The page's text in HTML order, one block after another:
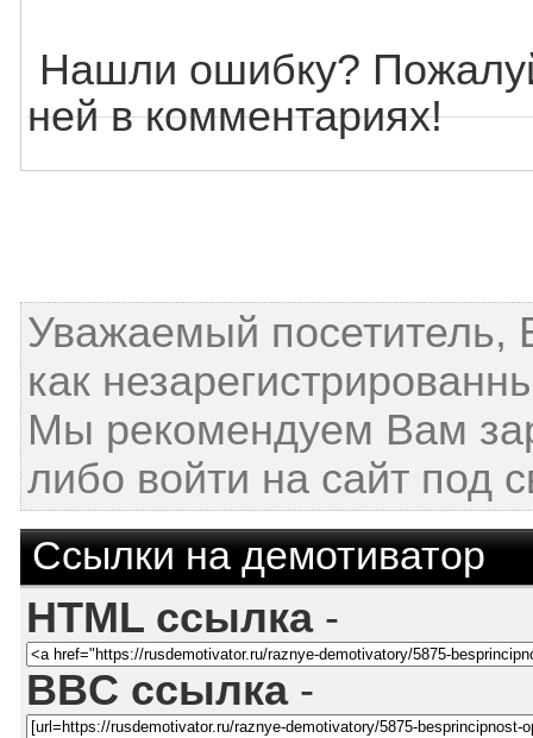
Нашли ошибку?
ней в комментариях!
Уважаемый посетитель,
как
Мы рекомендуем Вам
либо войти на сайт под
Ссылки на демотиватор
HTML ссылка-
BBC ссылка-